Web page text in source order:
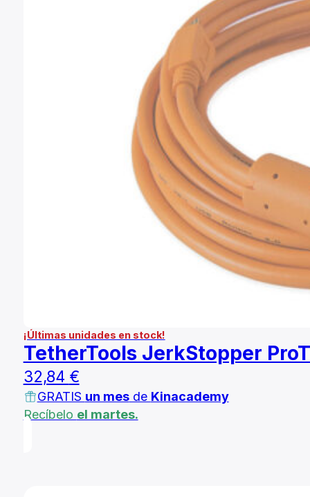
¡Últimas unidades en stock!
TetherTools JerkStopper
32,84 €
GRATIS un mesde Kinacademy
Recíbelo el martes.